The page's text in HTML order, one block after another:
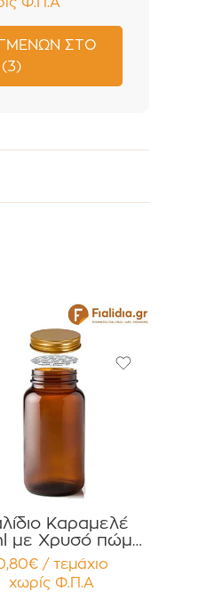
ΣΤΟ
Καραμελέ
με Χρυσό πώμα
Χάπια , Βιταμίνες
Συσκευασία
/ τεμάχιο
χωρίς Φ.Π.Α